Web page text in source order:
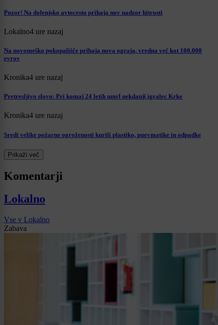
Pozor! Na dolenjsko avtocesto prihaja nov nadzor hitrosti
Lokalno4 ure nazaj
Na novomeško pokopališče prihaja nova ograja, vredna več kot 100.000
evrov
Kronika4 ure nazaj
Pretresljivo slovo: Pri komaj 24 letih umrl nekdanji igralec Krke
Kronika4 ure nazaj
Sredi velike požarne ogroženosti kurili plastiko, pnevmatike in odpadke
Prikaži več
Komentarji
Lokalno
Vse v Lokalno
Zabava